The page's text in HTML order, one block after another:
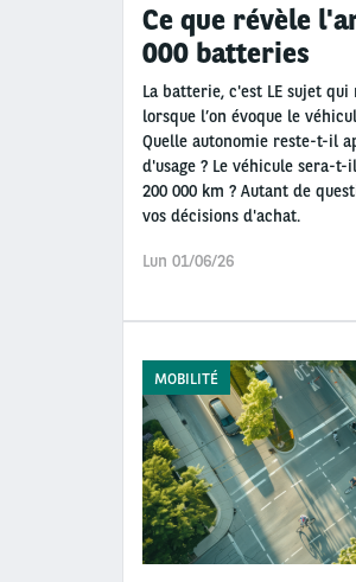
Ce que révèle
000 batteries
La batterie, c'est LE sujet
lorsque l’on évoque le
Quelle autonomie reste-t-il
d'usage ? Le véhicule sera-
200 000 km ? Autant de
vos décisions d'achat.
Lun 01/06/26
MOBILITÉ